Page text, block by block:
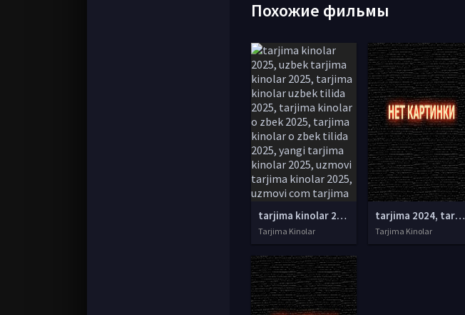
Похожие фильмы
tarjima kinolar 2025, uzbek tarjima kinolar 2025, tarjima kinolar uzbek tilida 2025, tarjima kinolar o zbek 2025, tarjima kinolar o zbek tilida 2025, yangi tarjima kinolar 2025, uzmovi tarjima kinolar 2025, uzmovi com tarjima kinolar 2025, uzbekcha t
Tarjima Kinolar
tarjima 2024, tarjima kinolar 2024, uzbek tarjima 2024, tarjima kinolar tilida tilida 2024, uzbek tilida tarjima 2024, kino tarjima 2024, uzbek tarjima kinolar 2024, tarjima kinolar 2024 uzbek tilida, tarjima kinolar 2024 o zbek, tarjima kinolar 2024
Tarjima Kinolar